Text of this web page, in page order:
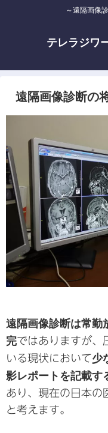
～遠隔画像
テレラジワ
遠隔画像診断の
遠隔画像診断は常勤
完ではありますが、
いる現状において少
影レポートを記載す
あり、現在の日本の
と考えます。